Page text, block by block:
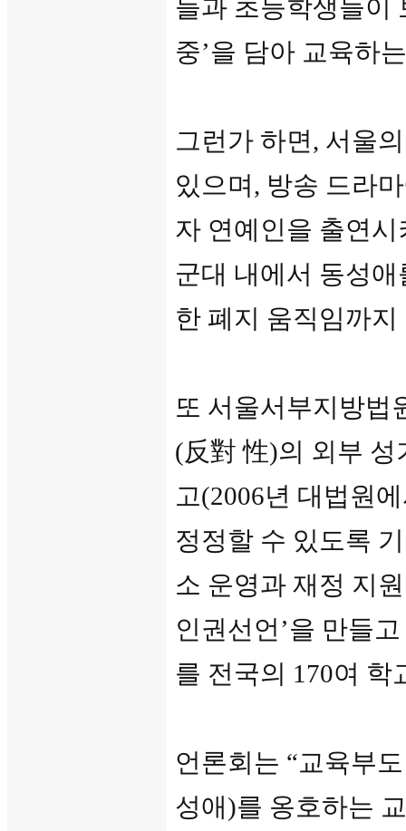
들과 초등학생들이
중’을 담아 교육하
그런가 하면, 서울
있으며, 방송 드라
자 연예인을 출연
군대 내에서 동성애
한 폐지 움직임까지
또 서울서부지방법
(反對 性)의 외부
고(2006년 대법원
정정할 수 있도록
소 운영과 재정 지
인권선언’을 만들
를 전국의 170여 학
언론회는 “교육부
성애)를 옹호하는